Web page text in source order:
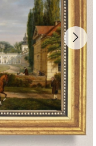
genialidade degrandes
e o requinte inconfundível
Canvas 100% Algodão
Pigmentação Mineral
ETERNA
vídeos nas redes